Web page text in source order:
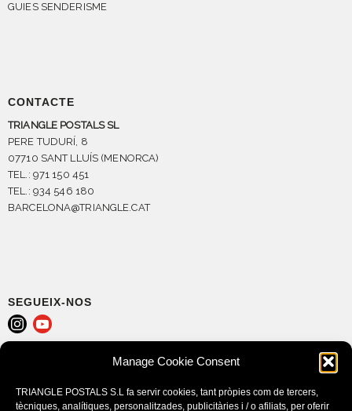
Manage Cookie Consent
TRIANGLE POSTALS S.L fa servir cookies, tant pròpies com de tercers,
tècniques, analítiques, personalitzades, publicitàries i / o afiliats, per oferir
GUIES SENDERISME
CONTACTE
TRIANGLE POSTALS SL
PERE TUDURÍ, 8
07710 SANT LLUÍS (MENORCA)
TEL.: 971 150 451
TEL.: 934 546 180
BARCELONA@TRIANGLE.CAT
SEGUEIX-NOS
POLÍTICA DE COOKIES (EU)
CONDICIONS DE COMPRA